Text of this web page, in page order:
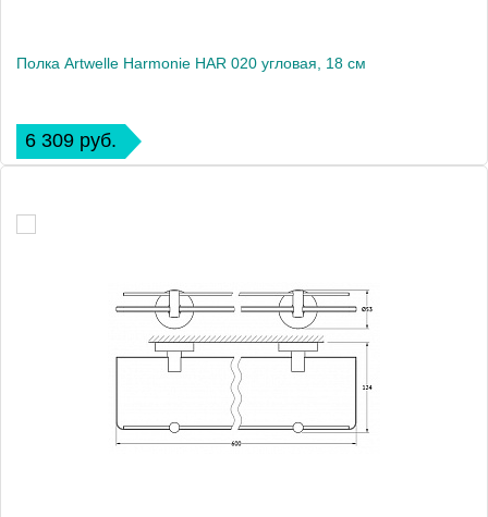
Полка Artwelle Harmonie HAR 020 угловая, 18 см
6 309 руб.